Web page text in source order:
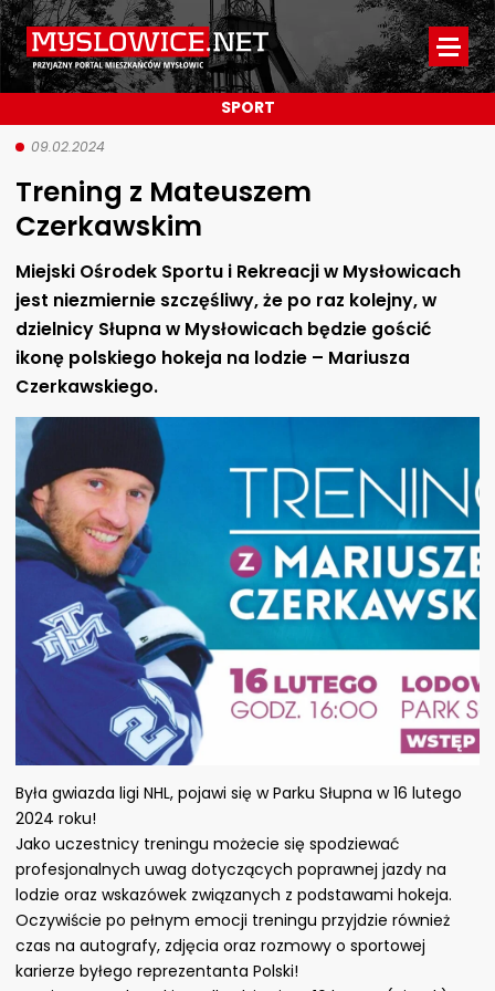
Myslowice.net
-
Przyjazny
portal
mieszkańców
Mysłowic
SPORT
09.02.2024
Trening z Mateuszem
Czerkawskim
Miejski Ośrodek Sportu i Rekreacji w Mysłowicach
jest niezmiernie szczęśliwy, że po raz kolejny, w
dzielnicy Słupna w Mysłowicach będzie gościć
ikonę polskiego hokeja na lodzie – Mariusza
Czerkawskiego.
Była gwiazda ligi NHL, pojawi się w Parku Słupna w 16 lutego
2024 roku!
Jako uczestnicy treningu możecie się spodziewać
profesjonalnych uwag dotyczących poprawnej jazdy na
lodzie oraz wskazówek związanych z podstawami hokeja.
Oczywiście po pełnym emocji treningu przyjdzie również
czas na autografy, zdjęcia oraz rozmowy o sportowej
karierze byłego reprezentanta Polski!